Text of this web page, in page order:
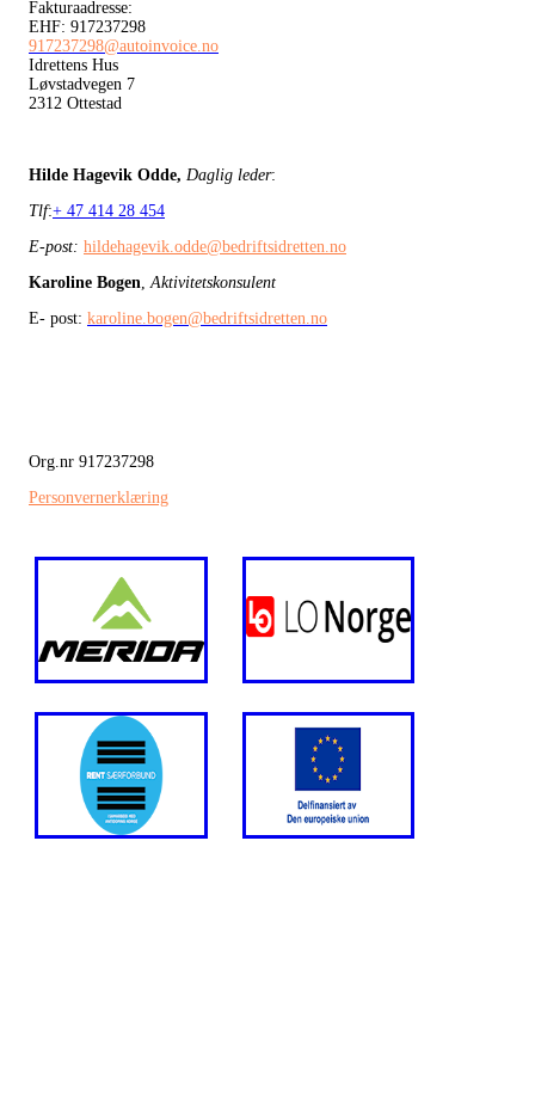
Fakturaadresse:
EHF: 917237298
917237298@autoinvoice.no
Idrettens Hus
Løvstadvegen 7
2312 Ottestad
Hilde Hagevik Odde, Daglig leder:
Tlf:+ 47 414 28 454
E-post: hildehagevik.odde@bedriftsidretten.no
Karoline Bogen,Aktivitetskonsulent
E- post: karoline.bogen@bedriftsidretten.no
Org.nr 917237298
Personvernerklæring